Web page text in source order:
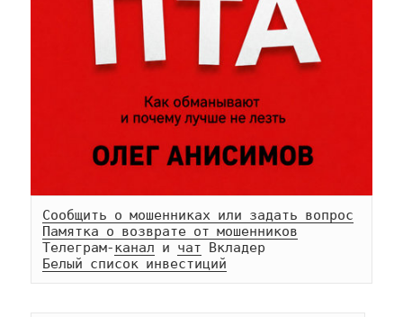
Сообщить о мошенниках или задать вопрос
Памятка о возврате от мошенников
Телеграм-канал и чат
Белый список инвестиций